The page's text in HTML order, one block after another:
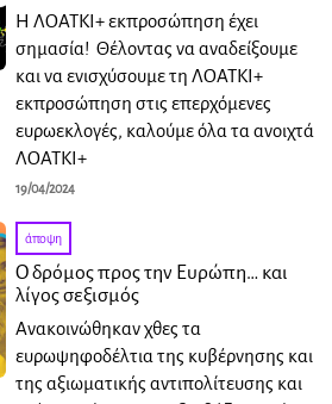
Η ΛΟΑΤΚΙ+ εκπροσώπηση έχει
σημασία! Θέλοντας να αναδείξουμε
και να ενισχύσουμε τη ΛΟΑΤΚΙ+
εκπροσώπηση στις επερχόμενες
ευρωεκλογές, καλούμε όλα τα ανοιχτά
ΛΟΑΤΚΙ+
19/04/2024
άποψη
Ο δρόμος προς την Ευρώπη… και
λίγος σεξισμός
Ανακοινώθηκαν χθες τα
ευρωψηφοδέλτια της κυβέρνησης και
της αξιωματικής αντιπολίτευσης και